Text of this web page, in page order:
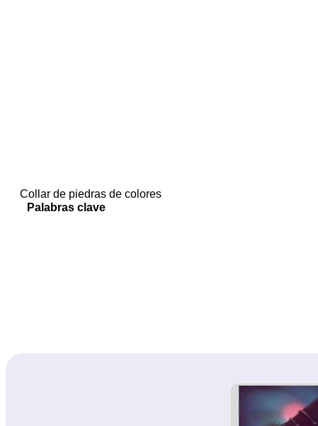
Collar de piedras de colores
Palabras clave